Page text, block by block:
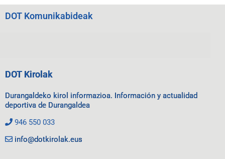
DOT Komunikabideak
DOT Kirolak
Durangaldeko kirol informazioa. Información y actualidad
deportiva de Durangaldea
946 550 033
info@dotkirolak.eus